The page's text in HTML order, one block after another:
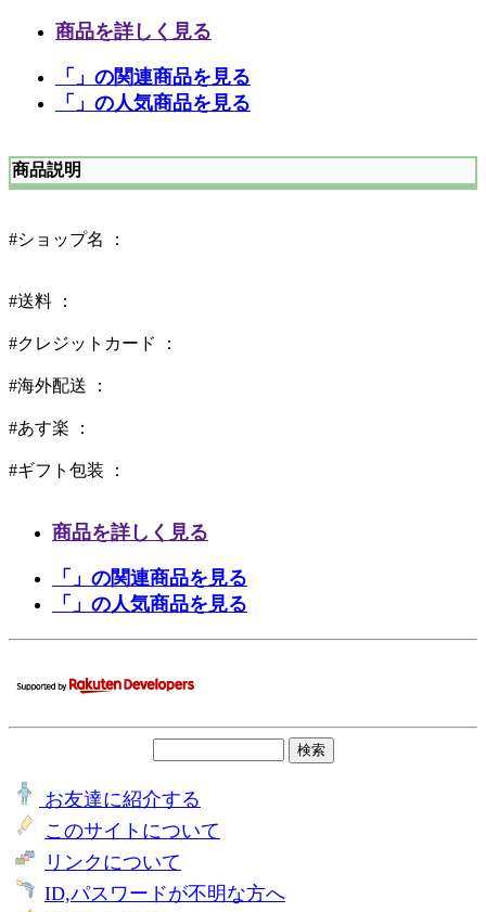
商品を詳しく見る
「」の関連商品を見る
「」の人気商品を見る
商品説明
#ショップ名 ：
#送料 ：
#クレジットカード ：
#海外配送 ：
#あす楽 ：
#ギフト包装 ：
商品を詳しく見る
「」の関連商品を見る
「」の人気商品を見る
お友達に紹介する
このサイトについて
リンクについて
ID,パスワードが不明な方へ